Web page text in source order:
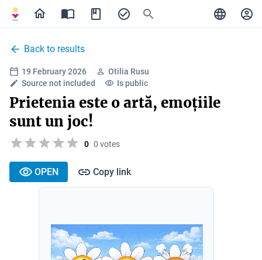
Back to results
19 February 2026
Otilia Rusu
Source not included
Is public
Prietenia este o artă, emoțiile
sunt un joc!
0 0 votes
OPEN Copy link